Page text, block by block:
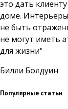
это дать
доме.
не быть
не могут иметь
для жизни"
Билли Болдуин
Популярные статьи